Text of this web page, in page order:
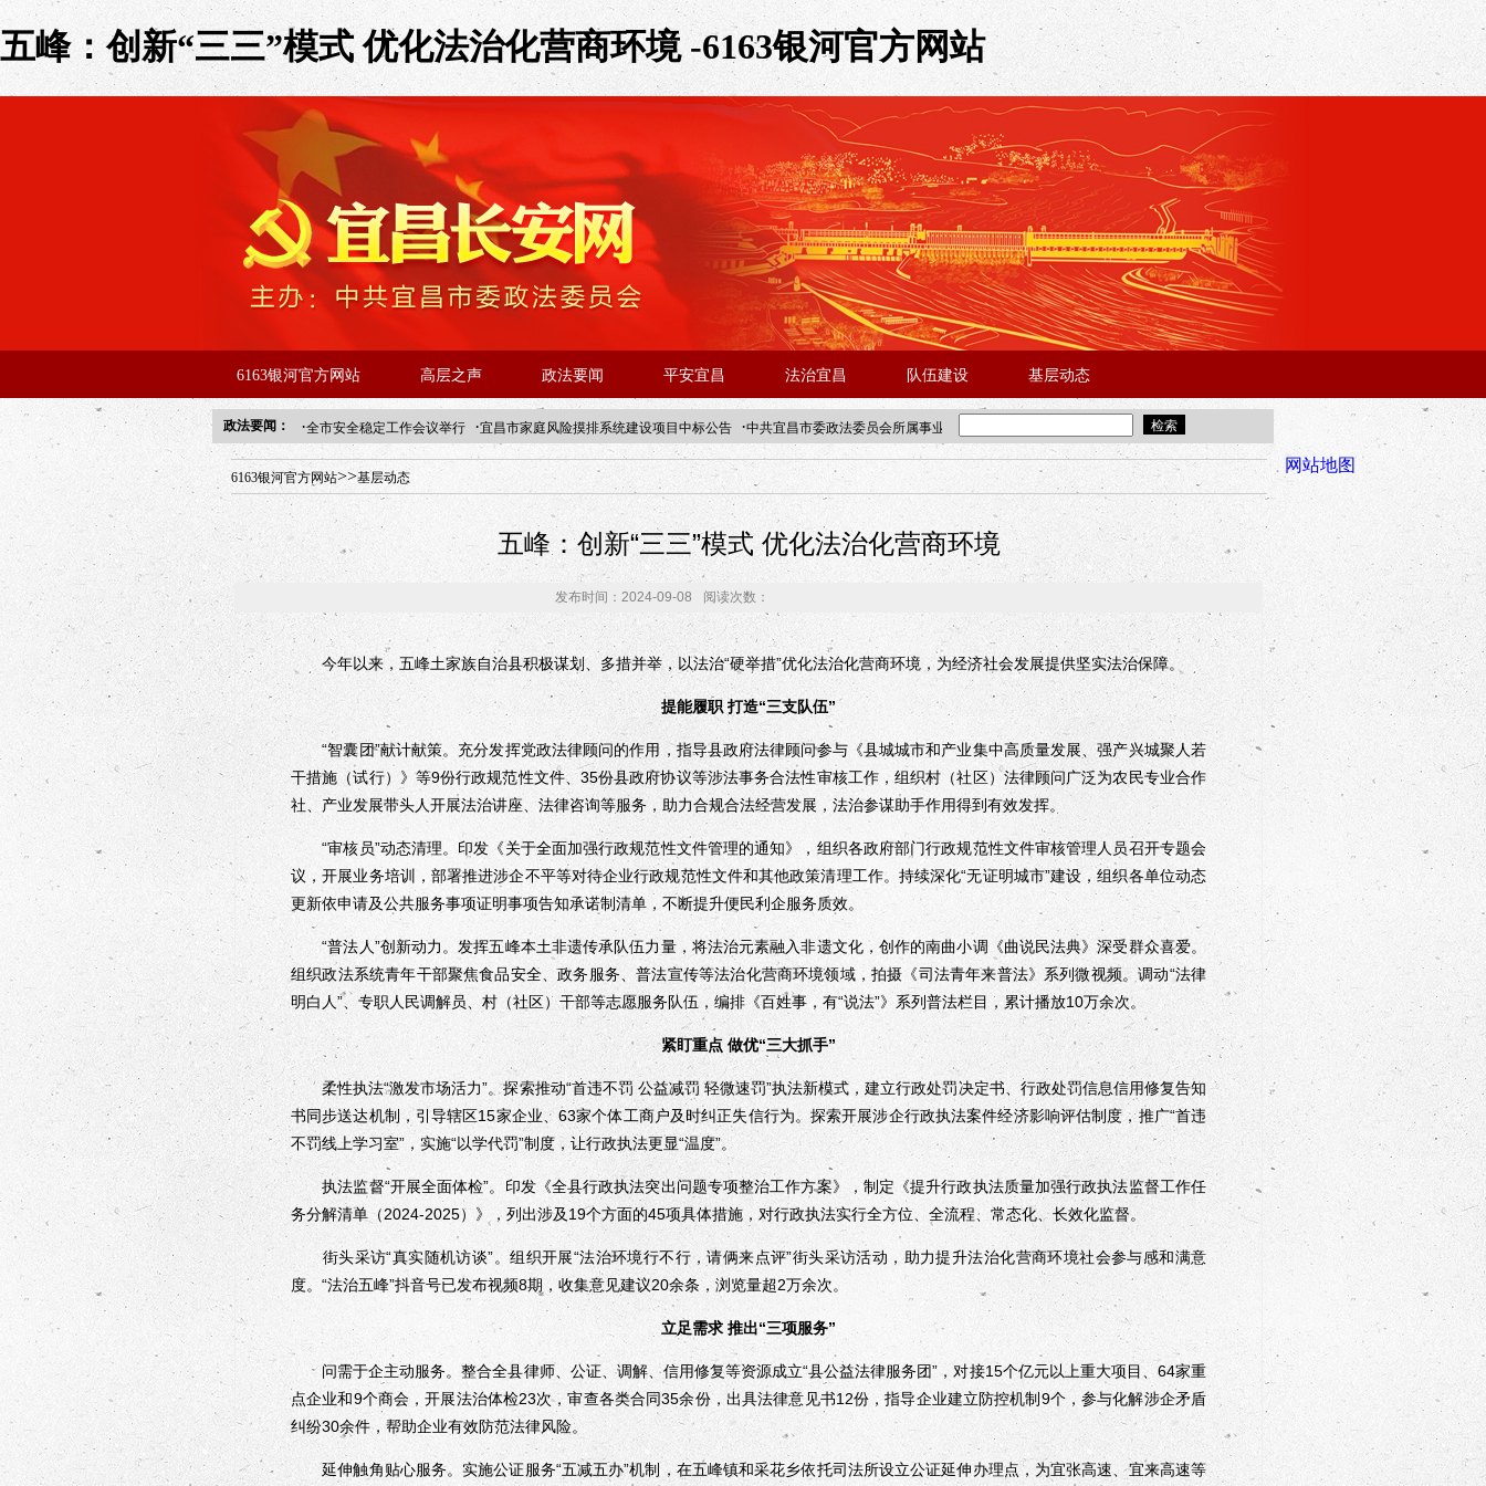
五峰：创新“三三”模式 优化法治化营商环境 -6163银河官方网站
6163银河官方网站 高层之声 政法要闻 平安宜昌 法治宜昌 队伍建设 基层动态
政法要闻： ·全市安全稳定工作会议举行 ·宜昌市家庭风险摸排系统建设项目中标公告 ·中共宜昌市委政法委员会所属事业单位2025年“招才兴业”事业单位人才引进·北京站面试成绩公告
年“招才兴业”事业单位人才引进·北京站人民大学入校工作提醒
全市安全
6163银河官方网站>>基层动态
五峰：创新“三三”模式 优化法治化营商环境
发布时间：2024-09-08 阅读次数：
今年以来，五峰土家族自治县积极谋划、多措并举，以法治“硬举措”优化法治化营商环境，为经济社会发展提供坚实法治保障。
提能履职 打造“三支队伍”
“智囊团”献计献策。充分发挥党政法律顾问的作用，指导县政府法律顾问参与《县城城市和产业集中高质量发展、强产兴城聚人若
干措施（试行）》等9份行政规范性文件、35份县政府协议等涉法事务合法性审核工作，组织村（社区）法律顾问广泛为农民专业合作
社、产业发展带头人开展法治讲座、法律咨询等服务，助力合规合法经营发展，法治参谋助手作用得到有效发挥。
“审核员”动态清理。印发《关于全面加强行政规范性文件管理的通知》，组织各政府部门行政规范性文件审核管理人员召开专题会
议，开展业务培训，部署推进涉企不平等对待企业行政规范性文件和其他政策清理工作。持续深化“无证明城市”建设，组织各单位动态
更新依申请及公共服务事项证明事项告知承诺制清单，不断提升便民利企服务质效。
“普法人”创新动力。发挥五峰本土非遗传承队伍力量，将法治元素融入非遗文化，创作的南曲小调《曲说民法典》深受群众喜爱。
组织政法系统青年干部聚焦食品安全、政务服务、普法宣传等法治化营商环境领域，拍摄《司法青年来普法》系列微视频。调动“法律
明白人”、专职人民调解员、村（社区）干部等志愿服务队伍，编排《百姓事，有“说法”》系列普法栏目，累计播放10万余次。
紧盯重点 做优“三大抓手”
柔性执法“激发市场活力”。探索推动“首违不罚 公益减罚 轻微速罚”执法新模式，建立行政处罚决定书、行政处罚信息信用修复告知
书同步送达机制，引导辖区15家企业、63家个体工商户及时纠正失信行为。探索开展涉企行政执法案件经济影响评估制度，推广“首违
不罚线上学习室”，实施“以学代罚”制度，让行政执法更显“温度”。
执法监督“开展全面体检”。印发《全县行政执法突出问题专项整治工作方案》，制定《提升行政执法质量加强行政执法监督工作任
务分解清单（2024-2025）》，列出涉及19个方面的45项具体措施，对行政执法实行全方位、全流程、常态化、长效化监督。
街头采访“真实随机访谈”。组织开展“法治环境行不行，请俩来点评”街头采访活动，助力提升法治化营商环境社会参与感和满意
度。“法治五峰”抖音号已发布视频8期，收集意见建议20余条，浏览量超2万余次。
立足需求 推出“三项服务”
问需于企主动服务。整合全县律师、公证、调解、信用修复等资源成立“县公益法律服务团”，对接15个亿元以上重大项目、64家重
点企业和9个商会，开展法治体检23次，审查各类合同35余份，出具法律意见书12份，指导企业建立防控机制9个，参与化解涉企矛盾
纠纷30余件，帮助企业有效防范法律风险。
延伸触角贴心服务。实施公证服务“五减五办”机制，在五峰镇和采花乡依托司法所设立公证延伸办理点，为宜张高速、宜来高速等
网站地图